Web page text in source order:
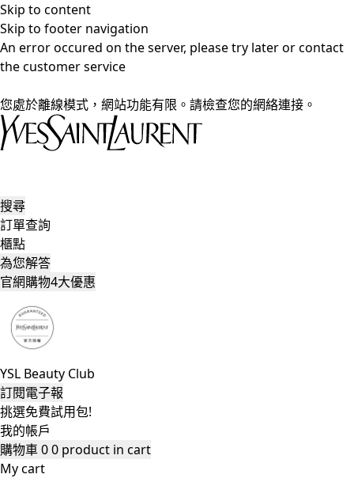
Skip to content
Skip to footer navigation
An error occured on the server, please try later or contact
the customer service
您處於離線模式，網站功能有限。請檢查您的網絡連接。
搜尋
訂單查詢
櫃點
為您解答
官網購物4大優惠
YSL Beauty Club
訂閱電子報
挑選免費試用包!
我的帳戶
購物車00 product in cart
My cart